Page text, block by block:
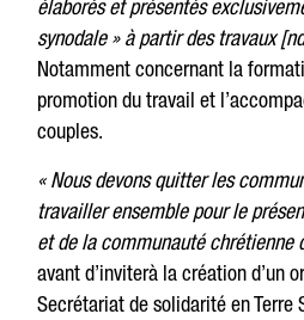
élaborés et présentés
synodale » à partir des travaux
Notamment concernant la
promotion du travail et
couples.
« Nous devons quitter les
travailler ensemble pour le
et de la communauté chrétienne
avant d’inviterà la création d’un
Secrétariat de solidarité en Terre